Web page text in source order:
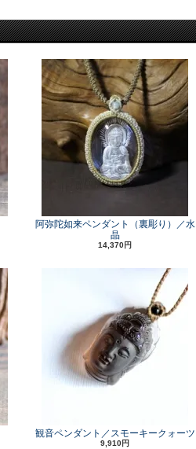
阿弥陀如来ペンダント（裏彫り）／水
晶
14,370円
観音ペンダント／スモーキークォーツ
9,910円